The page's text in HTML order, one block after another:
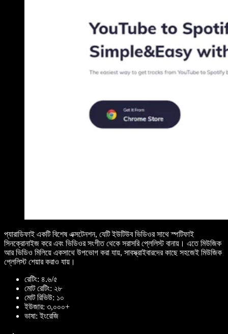
প্যারাডিফাই একটি বিশেষ এক্সটেনশন, যেটি ইউটিউব ভিডিওর সাথে স্পটিফাই
সিনক্রোনাইজ করে এবং ভিডিওর সংগীত থেকে সরাসরি প্লেলিস্ট বানায়। এতে মিউজিক
আর ভিডিও মিলিয়ে একসাথে উপভোগ করা যায়, সাবস্ক্রাইবারদের কাছে সহজেই মিউজিক
প্লেলিস্ট শেয়ার করাও যায়।
রেটিং: ৪.৬/৫
মোট রেটিং: ২৮
মোট রিভিউ: ১০
ইউজার: ৩,০০০+
ভাষা: ইংরেজি